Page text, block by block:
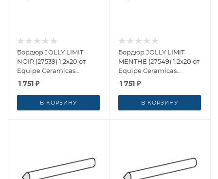
Бордюр JOLLY LIMIT
NOIR (27539) 1.2x20 от
Equipe Ceramicas
(Испания)
1 751 ₽
В КОРЗИНУ
Бордюр JOLLY LIMIT
MENTHE (27549) 1.2x20 от
Equipe Ceramicas
(Испания)
1 751 ₽
В КОРЗИНУ